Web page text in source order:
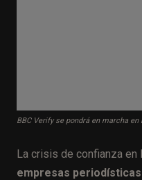
BBC Verify se pondrá en marcha
La crisis de confianza
empresas